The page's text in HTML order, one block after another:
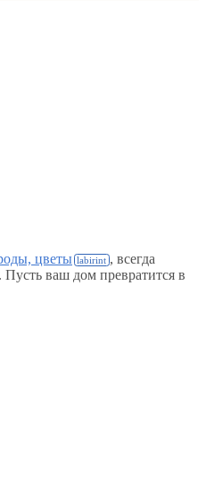
цветы
, всегда
ваш дом превратится в